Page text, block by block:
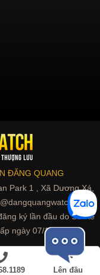
Lên đầu
ĐĂNG QUANG
Park 1 , Xã Dương Xá,
ký lần đầu do Sở Kế
ngày 07/10/2010